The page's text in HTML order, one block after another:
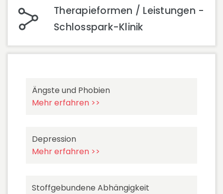
Therapieformen / Leistungen -
Schlosspark-Klinik
Ängste und Phobien
Mehr erfahren >>
Depression
Mehr erfahren >>
Stoffgebundene Abhängigkeit